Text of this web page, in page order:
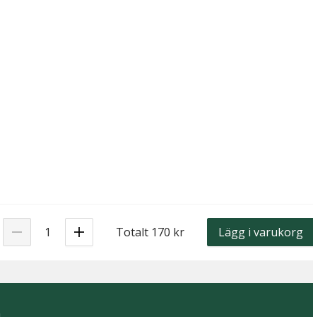
Totalt 170 kr Lägg i varukorg